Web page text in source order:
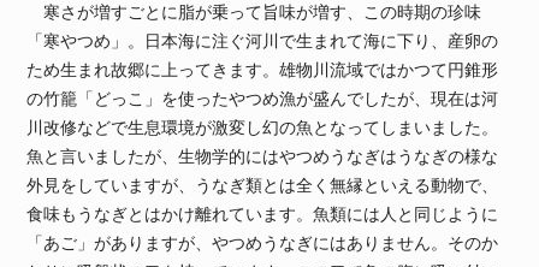
寒さが増すごとに脂が乗って旨味が増す、この時期の珍味
「寒やつめ」。日本海に注ぐ河川で生まれて海に下り、産卵の
ため生まれ故郷に上ってきます。雄物川流域ではかつて円錐形
の竹籠「どっこ」を使ったやつめ漁が盛んでしたが、現在は河
川改修などで生息環境が激変し幻の魚となってしまいました。
魚と言いましたが、生物学的にはやつめうなぎはうなぎの様な
外見をしていますが、うなぎ類とは全く無縁といえる動物で、
食味もうなぎとはかけ離れています。魚類には人と同じように
「あご」がありますが、やつめうなぎにはありません。そのか